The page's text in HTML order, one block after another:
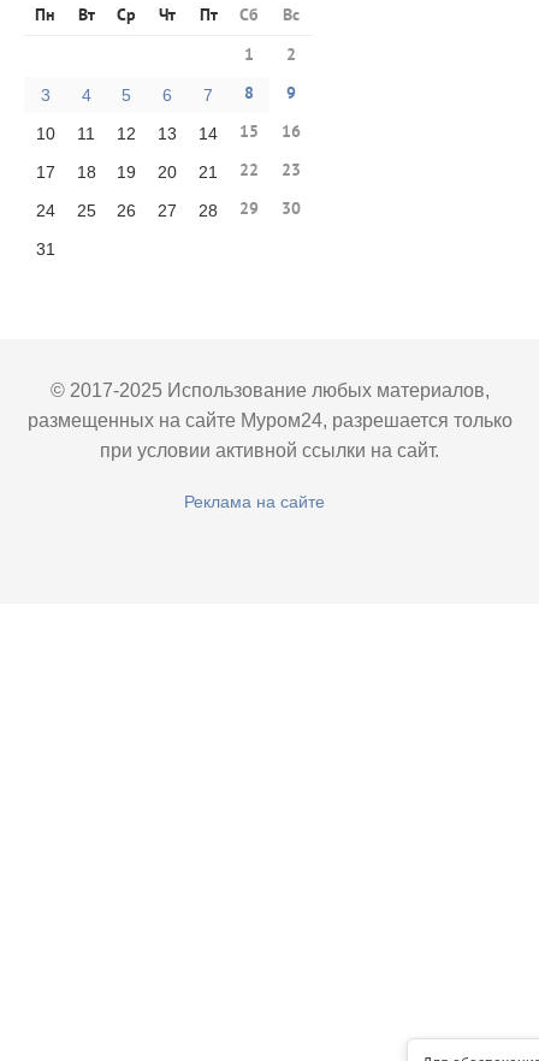
Пн Вт Ср Чт Пт Сб
Вс
1
2
3 4 5 6 7 8 9
10 11 12 13 14 15 16
17 18 19 20 21 22 23
24 25 26 27 28 29 30
31
© 2017-2025 Использование любых материалов,
размещенных на сайте Муром24, разрешается только
при условии активной ссылки на сайт.
Реклама на сайте